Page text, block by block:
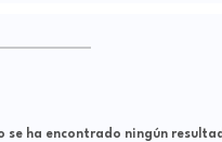
se ha encontrado ningún